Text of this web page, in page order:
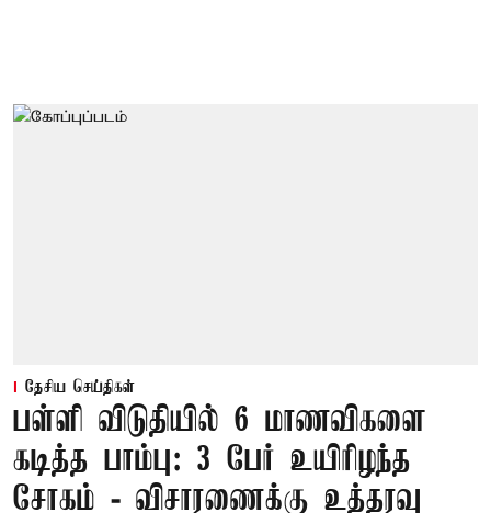
தேசிய செய்திகள்
பள்ளி விடுதியில் 6 மாணவிகளை
கடித்த பாம்பு: 3 பேர் உயிரிழந்த
சோகம் - விசாரணைக்கு உத்தரவு